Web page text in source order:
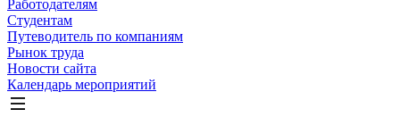
Работодателям
Студентам
Путеводитель по компаниям
Рынок труда
Новости сайта
Календарь мероприятий